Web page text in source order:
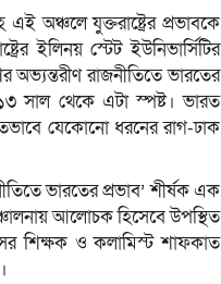
অঞ্চলে যুক্তরাষ্ট্রের প্রভাবকে
ইলিনয় স্টেট ইউনিভার্সিটির
অভ্যন্তরীণ রাজনীতিতে ভারতের
সাল থেকে এটা স্পষ্ট। ভারত
যেকোনো ধরনের রাগ-ঢাক
ভারতের প্রভাব’ শীর্ষক এক
আলোচক হিসেবে উপস্থিত
শিক্ষক ও কলামিস্ট শাফকাত